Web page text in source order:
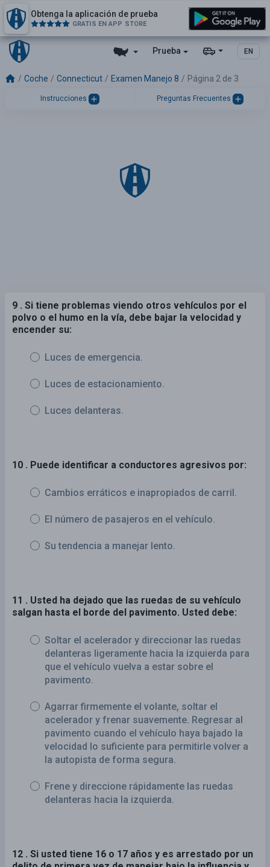
Prueba EN
Obtenga la aplicación de prueba
GRATIS EN APP STORE
Coche Connecticut Examen Manejo 8 Página 2 de 3
Instrucciones Preguntas Frecuentes
9 . Si tiene problemas viendo otros vehículos por el
polvo o el humo en la vía, debe bajar la velocidad y
encender su:
Luces de emergencia.
Luces de estacionamiento.
Luces delanteras.
10 . Puede identificar a conductores agresivos por:
Cambios erráticos e inapropiados de carril.
El número de pasajeros en el vehículo.
Su tendencia a manejar lento.
11 . Usted ha dejado que las ruedas de su vehículo
salgan hasta el borde del pavimento. Usted debe:
Soltar el acelerador y direccionar las ruedas
delanteras ligeramente hacia la izquierda para
que el vehículo vuelva a estar sobre el
pavimento.
Agarrar firmemente el volante, soltar el
acelerador y frenar suavemente. Regresar al
pavimento cuando el vehículo haya bajado la
velocidad lo suficiente para permitirle volver a
la autopista de forma segura.
Frene y direccione rápidamente las ruedas
delanteras hacia la izquierda.
12 . Si usted tiene 16 o 17 años y es arrestado por un